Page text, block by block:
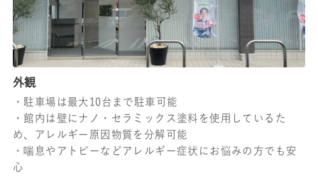
外観
・駐車場は最大10台まで駐車可能
・館内は壁にナノ・セラミックス塗料を使用しているた
め、アレルギー原因物質を分解可能
・喘息やアトピーなどアレルギー症状にお悩みの方でも安
心